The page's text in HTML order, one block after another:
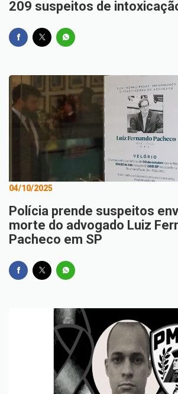
209 suspeitos de
04/10/2025
Polícia prende suspeitos
morte do advogado Luiz
Pacheco em SP